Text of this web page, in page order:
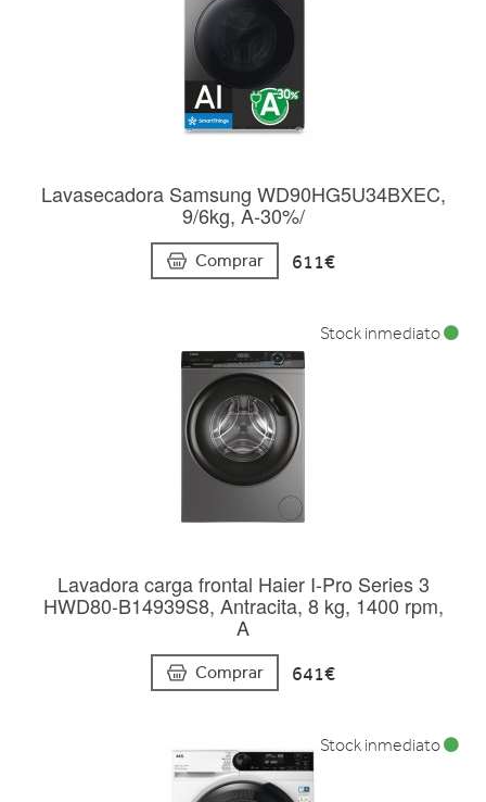
Lavasecadora Samsung WD90HG5U34BXEC,
9/6kg, A-30%/
Comprar 611€
Lavadora carga frontal Haier I-Pro Series 3
HWD80-B14939S8, Antracita, 8 kg, 1400 rpm,
A
Comprar 641€
Stock inmediato
Stock inmediato